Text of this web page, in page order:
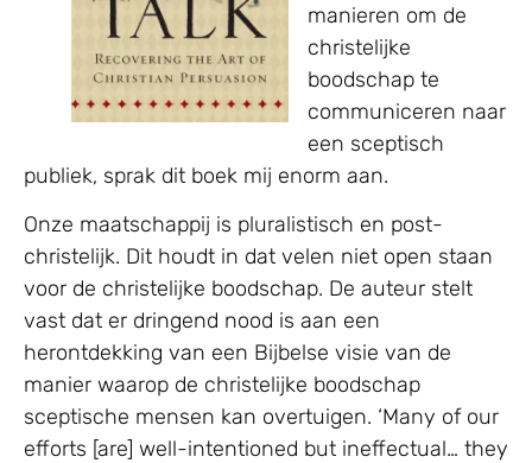
manieren om de
christelijke
boodschap te
communiceren naar
een sceptisch
publiek, sprak dit boek mij enorm aan.
Onze maatschappij is pluralistisch en post-
christelijk. Dit houdt in dat velen niet open staan
voor de christelijke boodschap. De auteur stelt
vast dat er dringend nood is aan een
herontdekking van een Bijbelse visie van de
manier waarop de christelijke boodschap
sceptische mensen kan overtuigen. ‘Many of our
efforts [are] well-intentioned but ineffectual… they